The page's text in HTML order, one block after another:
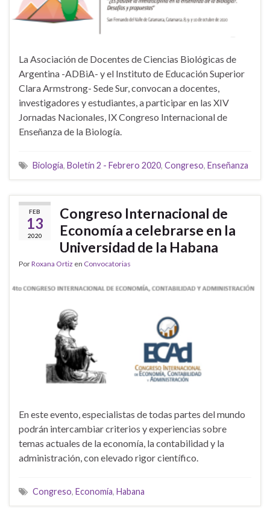
La Asociación de Docentes de Ciencias Biológicas de
Argentina -ADBiA- y el Instituto de Educación Superior
Clara Armstrong- Sede Sur, convocan a docentes,
investigadores y estudiantes, a participar en las XIV
Jornadas Nacionales, IX Congreso Internacional de
Enseñanza de la Biología.
Biología, Boletín 2 - Febrero 2020, Congreso, Enseñanza
FEB
13
2020
Congreso Internacional de
Economía a celebrarse en la
Universidad de la Habana
PorRoxana Ortiz en Convocatorias
En este evento, especialistas de todas partes del mundo
podrán intercambiar criterios y experiencias sobre
temas actuales de la economía, la contabilidad y la
administración, con elevado rigor científico.
Congreso, Economía, Habana